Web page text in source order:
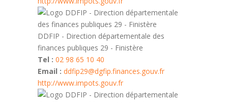
DDFIP - Direction départementale des
finances publiques 29 - Finistère
Tel : 02 98 65 10 40
Email : ddfip29@dgfip.finances.gouv.fr
http://www.impots.gouv.fr